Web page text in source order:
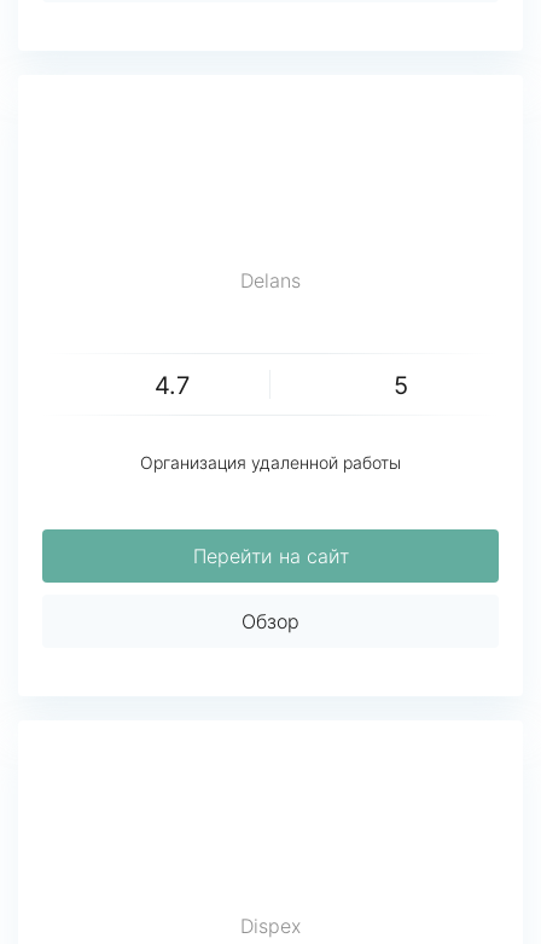
Delans
4.7 5
Организация удаленной работы
Перейти на сайт
Обзор
Dispex